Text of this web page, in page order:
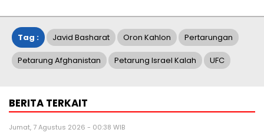
Tag : Javid Basharat Oron Kahlon Pertarungan
Petarung Afghanistan Petarung Israel Kalah UFC
BERITA TERKAIT
Jumat, 7 Agustus 2026 - 00:38 WIB